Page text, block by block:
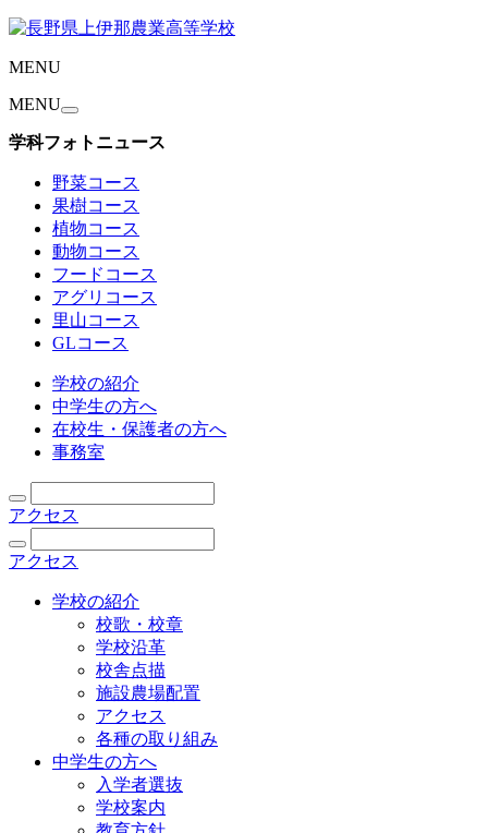
MENU
MENU
学科フォトニュース
野菜コース
果樹コース
植物コース
動物コース
フードコース
アグリコース
里山コース
GLコース
学校の紹介
中学生の方へ
在校生・保護者の方へ
事務室
アクセス
アクセス
学校の紹介
校歌・校章
学校沿革
校舎点描
施設農場配置
アクセス
各種の取り組み
中学生の方へ
入学者選抜
学校案内